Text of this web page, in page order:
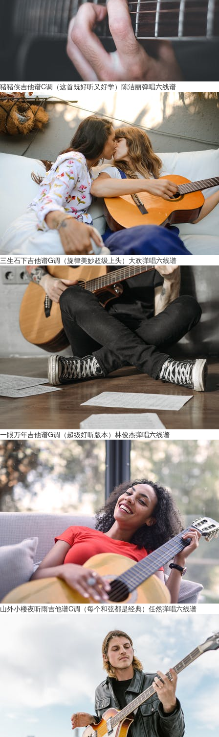
猪猪侠吉他谱C调（这首既好听又好学）陈洁丽弹唱六线谱
三生石下吉他谱G调（旋律美妙超级上头）大欢弹唱六线谱
一眼万年吉他谱G调（超级好听版本）林俊杰弹唱六线谱
山外小楼夜听雨吉他谱C调（每个和弦都是经典）任然弹唱六线谱